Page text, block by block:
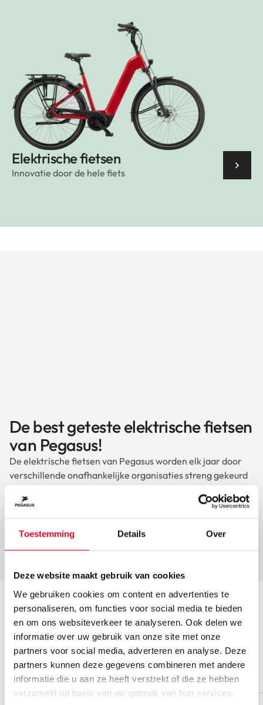
Toestemming Details Over
Deze website maakt gebruik van cookies
We gebruiken cookies om content en advertenties te
personaliseren, om functies voor social media te bieden
en om ons websiteverkeer te analyseren. Ook delen we
informatie over uw gebruik van onze site met onze
partners voor social media, adverteren en analyse. Deze
partners kunnen deze gegevens combineren met andere
informatie die u aan ze heeft verstrekt of die ze hebben
verzameld op basis van uw gebruik van hun services.
Elektrische fietsen
Innovatie door de hele fiets
De best geteste elektrische fietsen
van Pegasus!
De elektrische fietsen van Pegasus worden elk jaar door
verschillende onafhankelijke organisaties streng gekeurd
jaren op rij als beste elektrische fiets uit de testen
gekomen en scoort de Ravenna Evo 8F Belt in 2023 zelfs
een 8,7.
Bekijk alle resultaten
Best verkochte fietsen